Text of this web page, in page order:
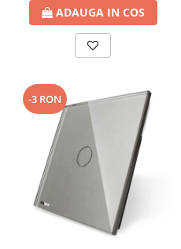
ADAUGA IN COS
-3 RON